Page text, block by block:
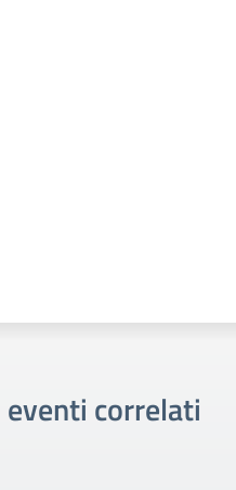
correlati